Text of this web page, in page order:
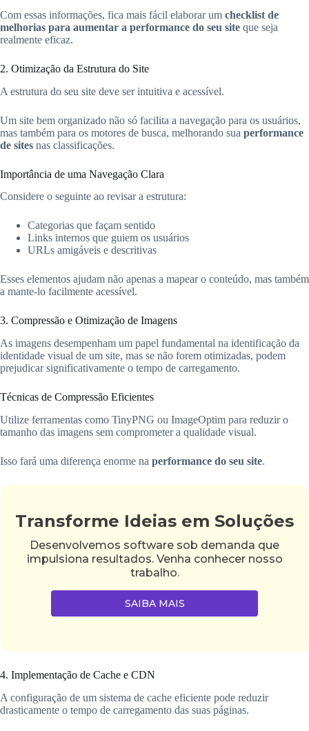
Com essas informações, fica mais fácil elaborar um checklist de
melhorias para aumentar a performance do seu site que seja
realmente eficaz.
2. Otimização da Estrutura do Site
A estrutura do seu site deve ser intuitiva e acessível.
Um site bem organizado não só facilita a navegação para os usuários,
mas também para os motores de busca, melhorando sua performance
de sites nas classificações.
Importância de uma Navegação Clara
Considere o seguinte ao revisar a estrutura:
Categorias que façam sentido
Links internos que guiem os usuários
URLs amigáveis e descritivas
Esses elementos ajudam não apenas a mapear o conteúdo, mas também
a mante-lo facilmente acessível.
3. Compressão e Otimização de Imagens
As imagens desempenham um papel fundamental na identificação da
identidade visual de um site, mas se não forem otimizadas, podem
prejudicar significativamente o tempo de carregamento.
Técnicas de Compressão Eficientes
Utilize ferramentas como TinyPNG ou ImageOptim para reduzir o
tamanho das imagens sem comprometer a qualidade visual.
Isso fará uma diferença enorme na performance do seu site.
Transforme Ideias em Soluções
Desenvolvemos software sob demanda que
impulsiona resultados. Venha conhecer nosso
trabalho.
SAIBA MAIS
4. Implementação de Cache e CDN
A configuração de um sistema de cache eficiente pode reduzir
drasticamente o tempo de carregamento das suas páginas.